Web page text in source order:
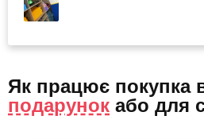
Як працює покупка
подарунок або для